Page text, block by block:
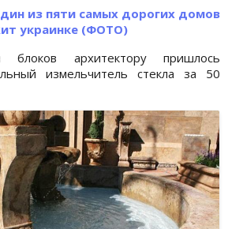
из пяти самых дорогих домов
украинке (ФОТО)
блоков архитектору пришлось
измельчитель стекла за 50